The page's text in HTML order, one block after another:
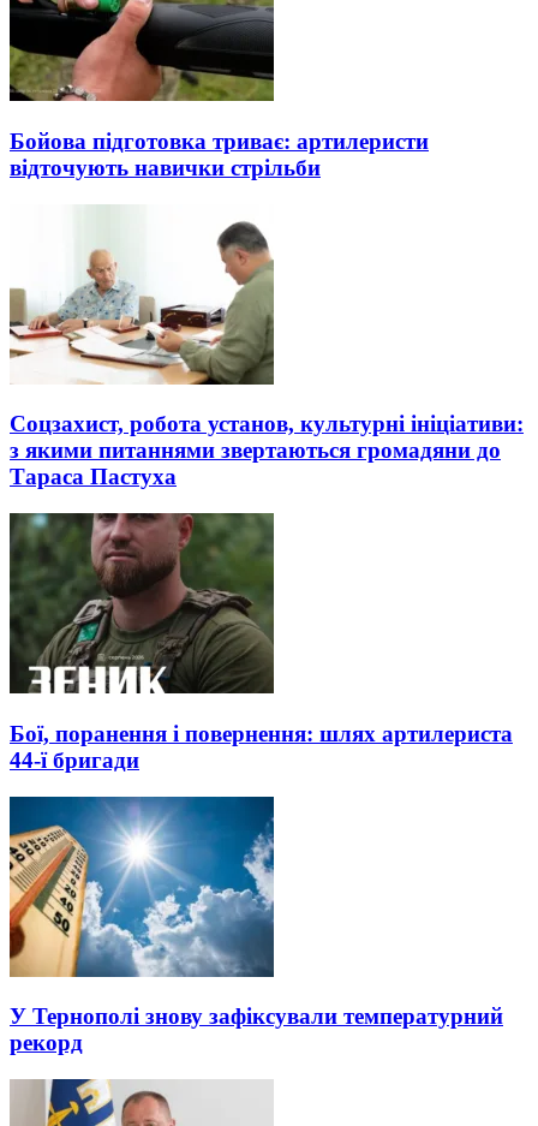
Бойова підготовка триває: артилеристи
відточують навички стрільби
Соцзахист, робота установ, культурні ініціативи:
з якими питаннями звертаються громадяни до
Тараса Пастуха
Бої, поранення і повернення: шлях артилериста
44-ї бригади
У Тернополі знову зафіксували температурний
рекорд